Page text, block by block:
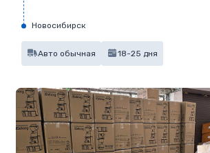
Новосибирск
Авто обычная 18-25 дня